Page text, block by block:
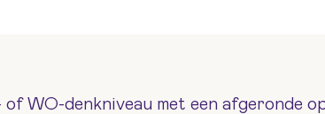
of WO-denkniveau met een afgeronde